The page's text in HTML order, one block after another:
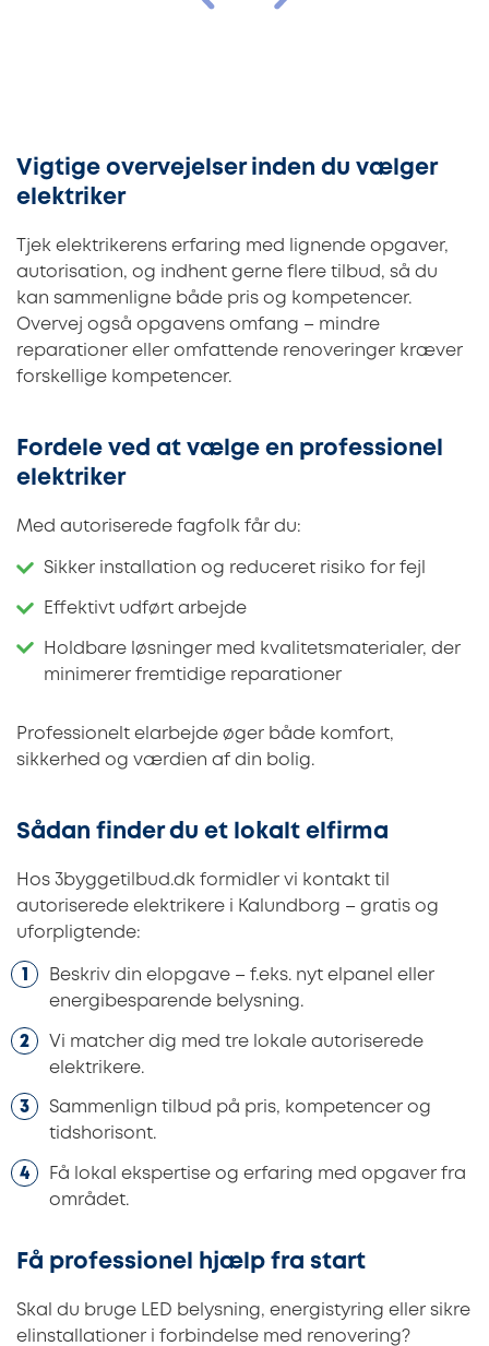
Vigtige overvejelser inden du vælger
elektriker
Tjek elektrikerens erfaring med lignende opgaver,
autorisation, og indhent gerne flere tilbud, så du
kan sammenligne både pris og kompetencer.
Overvej også opgavens omfang – mindre
reparationer eller omfattende renoveringer kræver
forskellige kompetencer.
Fordele ved at vælge en professionel
elektriker
Med autoriserede fagfolk får du:
Sikker installation og reduceret risiko for fejl
Effektivt udført arbejde
Holdbare løsninger med kvalitetsmaterialer, der
minimerer fremtidige reparationer
Professionelt elarbejde øger både komfort,
sikkerhed og værdien af din bolig.
Sådan finder du et lokalt elfirma
Hos 3byggetilbud.dk formidler vi kontakt til
autoriserede elektrikere i Kalundborg – gratis og
uforpligtende:
Beskriv din elopgave – f.eks. nyt elpanel eller
energibesparende belysning.
Vi matcher dig med tre lokale autoriserede
elektrikere.
Sammenlign tilbud på pris, kompetencer og
tidshorisont.
Få lokal ekspertise og erfaring med opgaver fra
området.
Få professionel hjælp fra start
Skal du bruge LED belysning, energistyring eller sikre
elinstallationer i forbindelse med renovering?